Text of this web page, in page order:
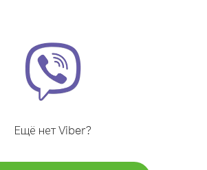
Ещё нет Viber?